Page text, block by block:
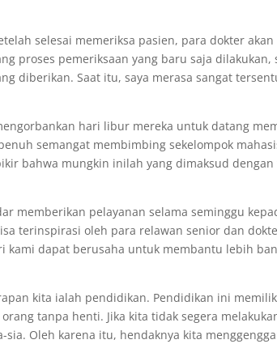
selesai memeriksa pasien, para dokter
proses pemeriksaan yang baru saja dilakukan,
diberikan. Saat itu, saya merasa sangat
hari libur mereka untuk datang
semangat membimbing sekelompok
bahwa mungkin inilah yang dimaksud dengan
memberikan pelayanan selama seminggu
terinspirasi oleh para relawan senior dan
dapat berusaha untuk membantu lebih
kita ialah pendidikan. Pendidikan ini
tanpa henti. Jika kita tidak segera
Oleh karena itu, hendaknya kita